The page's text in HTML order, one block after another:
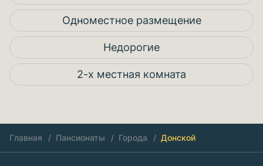
Одноместное размещение
Недорогие
2-х местная комната
Главная Пансионаты Города Донской